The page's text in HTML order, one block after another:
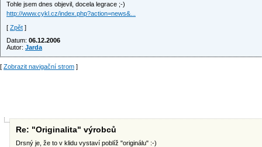
Tohle jsem dnes objevil, docela legrace ;-)
http://www.cykl.cz/index.php?action=news&...
[ Zpět ]
Datum: 06.12.2006
Autor: Jarda
[ Zobrazit navigační strom ]
Re: "Originalita" výrobců
Drsný je, že to v klidu vystaví poblíž "originálu" :-)